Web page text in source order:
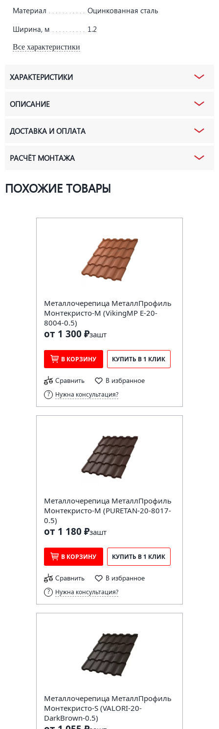
Материал
Оцинкованная сталь
Ширина, м
1.2
Все характеристики
ХАРАКТЕРИСТИКИ
ОПИСАНИЕ
ДОСТАВКА И ОПЛАТА
РАСЧЁТ МОНТАЖА
ПОХОЖИЕ ТОВАРЫ
Металлочерепица МеталлПрофиль
Монтекристо-M (VikingMP E-20-
8004-0.5)
от 1 300 ₽зашт
В КОРЗИНУ КУПИТЬ В 1 КЛИК
Сравнить В избранное
Нужна консультация?
Металлочерепица МеталлПрофиль
Монтекристо-M (PURETAN-20-8017-
0.5)
от 1 180 ₽зашт
В КОРЗИНУ КУПИТЬ В 1 КЛИК
Сравнить В избранное
Нужна консультация?
Металлочерепица МеталлПрофиль
Монтекристо-S (VALORI-20-
DarkBrown-0.5)